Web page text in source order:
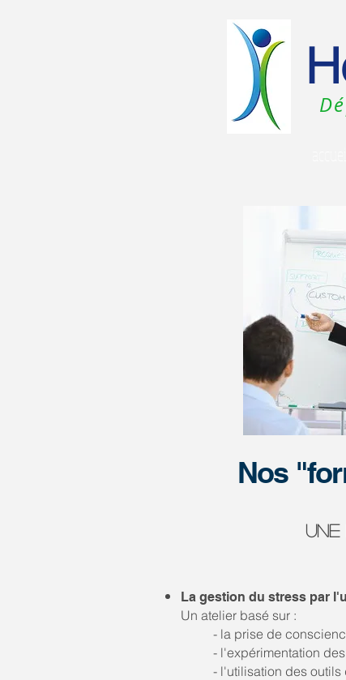
Nos
La gestion du stress par
Un atelier basé sur :
- la prise de
- l'expérimentation
- l'utilisation des